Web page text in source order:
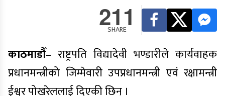
211
SHARE
काठमाडौँ– राष्ट्रपति विद्यादेवी भण्डारीले कार्यवाहक
प्रधानमन्त्रीको जिम्मेवारी उपप्रधानमन्त्री एवं रक्षामन्त्री
ईश्वर पोखरेललाई दिएकी छिन् ।